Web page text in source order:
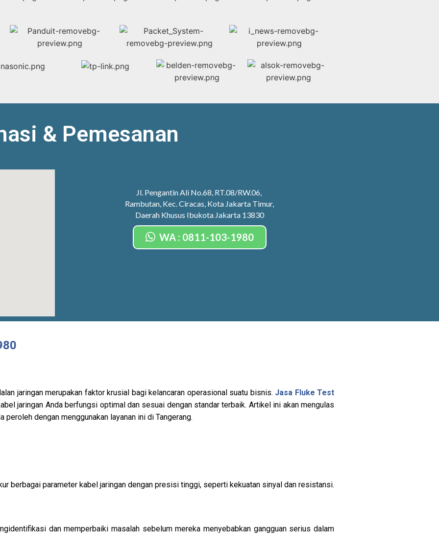
& Pemesanan
Jl. Pengantin Ali No.68, RT.08/RW.06,
Rambutan, Kec. Ciracas, Kota Jakarta Timur,
Daerah Khusus Ibukota Jakarta 13830
WA : 0811-103-1980
jaringan merupakan faktor krusial bagi kelancaran operasional suatu bisnis. Jasa Fluke Test
jaringan Anda berfungsi optimal dan sesuai dengan standar terbaik. Artikel ini akan mengulas
dengan menggunakan layanan ini di Tangerang.
berbagai parameter kabel jaringan dengan presisi tinggi, seperti kekuatan sinyal dan resistansi.
dan memperbaiki masalah sebelum mereka menyebabkan gangguan serius dalam